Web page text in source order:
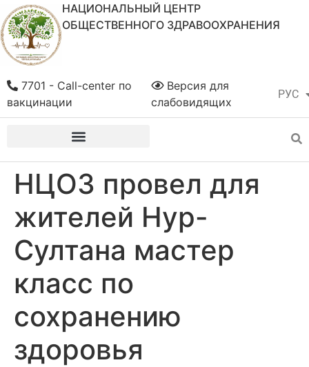
НАЦИОНАЛЬНЫЙ ЦЕНТР
ОБЩЕСТВЕННОГО ЗДРАВООХРАНЕНИЯ
РУС
ҚАЗ
Версия для
слабовидящих
7701 - Call-center по
вакцинации
НЦОЗ провел для
жителей Нур-
Султана мастер
класс по
сохранению
здоровья